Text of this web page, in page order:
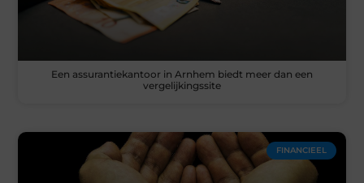
Een assurantiekantoor in Arnhem biedt meer dan een
vergelijkingssite
FINANCIEEL